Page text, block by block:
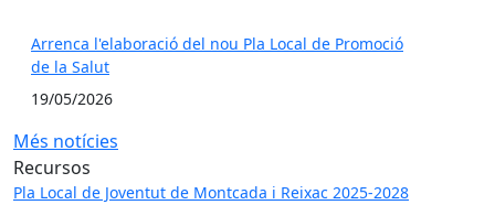
Arrenca l'elaboració del nou Pla Local de Promoció
de la Salut
19/05/2026
Més notícies
Recursos
Pla Local de Joventut de Montcada i Reixac 2025-2028